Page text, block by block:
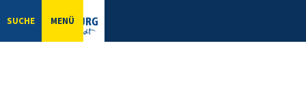
SUCHE MENÜ